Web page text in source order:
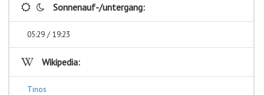
Sonnenauf-/untergang:
05:29 / 19:23
Wikipedia:
Tinos